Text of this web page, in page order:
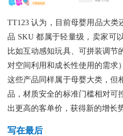
TT123 认为，目前母婴用品大类
品 SKU 都属于轻量级，卖家可
比如互动感知玩具、可拼装调节
对空间利用和成长性使用的需求
这些产品同样属于母婴大类，但
品，材质安全的标准门槛相对可
出更高的客单价，获得新的增长
写在最后